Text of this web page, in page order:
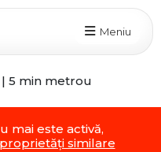
Meniu
5 min metrou
mai este activă,
similare